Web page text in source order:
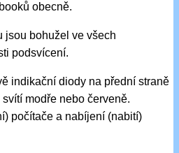
obecně.
jsou bohužel ve všech
podsvícení.
indikační diody na přední straně
modře nebo červeně.
počítače a nabíjení (nabití)